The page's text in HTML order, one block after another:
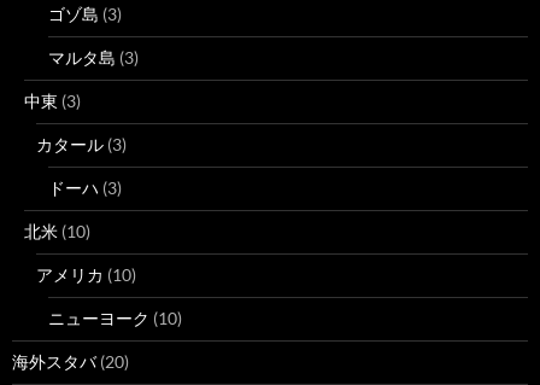
ゴゾ島 (3)
マルタ島 (3)
中東 (3)
カタール (3)
ドーハ (3)
北米 (10)
アメリカ (10)
ニューヨーク (10)
海外スタバ(20)